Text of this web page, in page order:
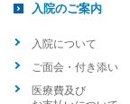
入院のご案内
入院について
ご面会・付き添い
医療費及び